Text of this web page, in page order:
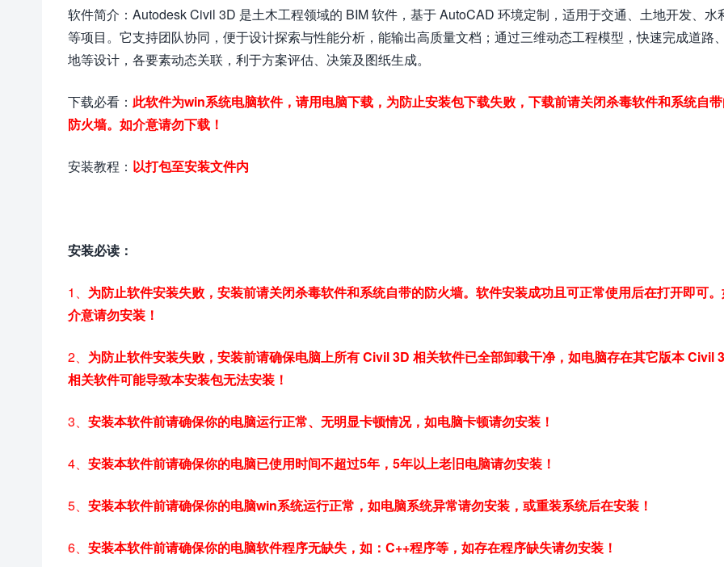
软件简介：Autodesk Civil 3D 是土木工程领域的 BIM 软件，基于 AutoCAD 环境定制，适用于交通、土地开发、水
等项目。它支持团队协同，便于设计探索与性能分析，能输出高质量文档；通过三维动态工程模型，快速完成道路
地等设计，各要素动态关联，利于方案评估、决策及图纸生成。
下载必看： 此软件为win系统电脑软件，请用电脑下载，为防止安装包下载失败，下载前请关闭杀毒软件和系统自
防火墙。如介意请勿下载！
安装教程： 以打包至安装文件内
安装必读：
1、 为防止软件安装失败，安装前请关闭杀毒软件和系统自带的防火墙。软件安装成功且可正常使用后在打开即可
介意请勿安装！
2、 为防止软件安装失败，安装前请确保电脑上所有 Civil 3D 相关软件已全部卸载干净，如电脑存在其它版本 Civil
相关软件可能导致本安装包无法安装！
3、 安装本软件前请确保你的电脑运行正常、无明显卡顿情况，如电脑卡顿请勿安装！
4、 安装本软件前请确保你的电脑已使用时间不超过5年，5年以上老旧电脑请勿安装！
5、 安装本软件前请确保你的电脑win系统运行正常，如电脑系统异常请勿安装，或重装系统后在安装！
6、 安装本软件前请确保你的电脑软件程序无缺失，如：C++程序等，如存在程序缺失请勿安装！